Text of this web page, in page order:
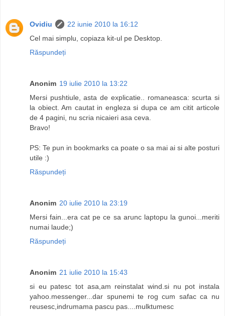
Ovidiu
22 iunie 2010 la 16:12
Cel mai simplu, copiaza kit-ul pe Desktop.
Răspundeți
Anonim 19 iulie 2010 la 13:22
Mersi pushtiule, asta de explicatie.. romaneasca: scurta si
la obiect. Am cautat in engleza si dupa ce am citit articole
de 4 pagini, nu scria nicaieri asa ceva.
Bravo!
PS: Te pun in bookmarks ca poate o sa mai ai si alte posturi
utile :)
Răspundeți
Anonim 20 iulie 2010 la 23:19
Mersi fain...era cat pe ce sa arunc laptopu la gunoi...meriti
numai laude;)
Răspundeți
Anonim 21 iulie 2010 la 15:43
si eu patesc tot asa,am reinstalat wind.si nu pot instala
yahoo.messenger...dar spunemi te rog cum safac ca nu
reusesc,indrumama pascu pas....mulktumesc